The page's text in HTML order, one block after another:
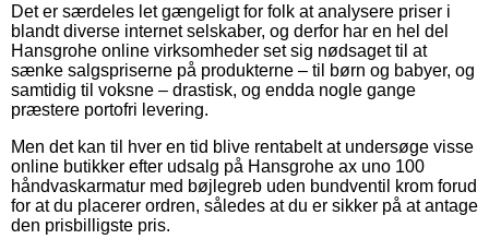
Det er særdeles let gængeligt for folk at analysere priser i
blandt diverse internet selskaber, og derfor har en hel del
Hansgrohe online virksomheder set sig nødsaget til at
sænke salgspriserne på produkterne – til børn og babyer, og
samtidig til voksne – drastisk, og endda nogle gange
præstere portofri levering.
Men det kan til hver en tid blive rentabelt at undersøge visse
online butikker efter udsalg på Hansgrohe ax uno 100
håndvaskarmatur med bøjlegreb uden bundventil krom forud
for at du placerer ordren, således at du er sikker på at antage
den prisbilligste pris.